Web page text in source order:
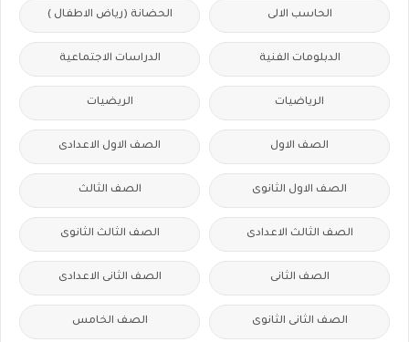
الحاسب الالى الحضانة (رياض الاطفال )
الدبلومات الفنية الدراسات الاجتماعية
الرياضيات الريضيات
الصف الاول الصف الاول الاعدادى
الصف الاول الثانوى الصف الثالث
الصف الثالث الاعدادى الصف الثالث الثانوى
الصف الثانى الصف الثانى الاعدادى
الصف الثانى الثانوى الصف الخامس